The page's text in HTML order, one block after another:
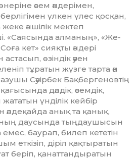
әсем ән­дерімен,
үлкен үлес қосқан,
әншілік мектеп
«Саясында алманың», «Же­
кет» сияқты ән­дері
өзін­дік әуен
тұратын жүзге тарта ән
Сәуірбек Бақбергеновтің
дәлдік, әсем­дік,
үнділік кейбір
әл­деқайда анық та қанық,
даусында тыңдаушысын
емес, баурап, билеп кететін
еткізіп, діріл қақтыратын
беріп, қанаттандыратын